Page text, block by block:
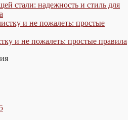
стали: надежность и стиль для
и не пожалеть: простые правила